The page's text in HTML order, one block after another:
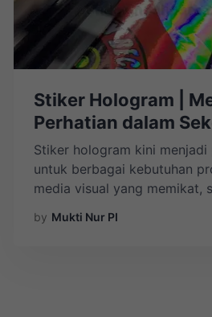
Stiker Hologram |
Perhatian dalam
Stiker hologram kini
untuk berbagai kebutuhan
media visual yang memikat,
perhatian. Jika Anda
by Mukti Nur PI